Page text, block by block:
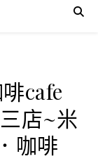
cafe
店~米
咖啡